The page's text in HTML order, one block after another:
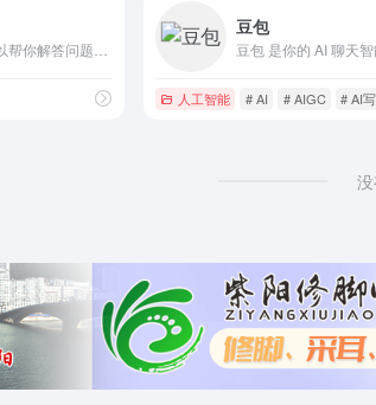
豆包
人工智能 # AI # AIGC # AI